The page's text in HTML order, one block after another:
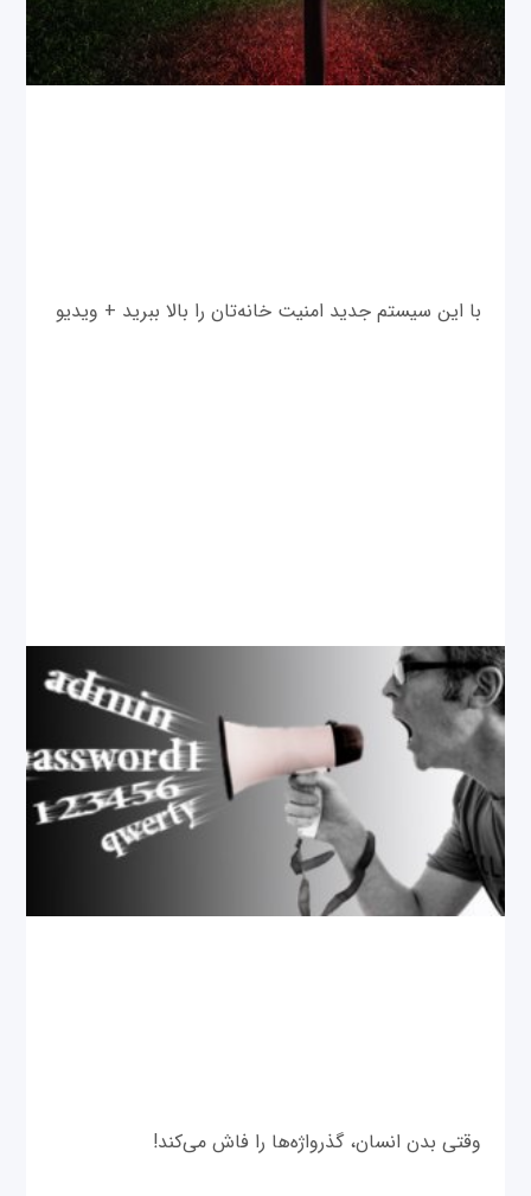
با این سیستم جدید امنیت خانه‌تان را بالا ببرید + ویدیو
وقتی بدن انسان، گذرواژه‌ها را فاش می‌کند!